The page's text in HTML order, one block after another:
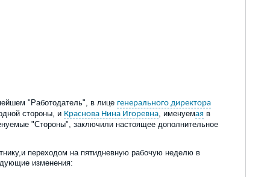
"Работодатель", в лице генерального директора
одной стороны, и Краснова Нина Игоревна , именуемая в
"Стороны", заключили настоящее дополнительное
, и переходом на пятидневную рабочую неделю в
изменения: